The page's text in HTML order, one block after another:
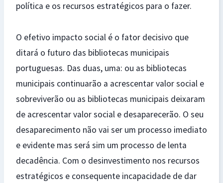
política e os recursos estratégicos para o fazer.
O efetivo impacto social é o fator decisivo que
ditará o futuro das bibliotecas municipais
portuguesas. Das duas, uma: ou as bibliotecas
municipais continuarão a acrescentar valor social e
sobreviverão ou as bibliotecas municipais deixaram
de acrescentar valor social e desaparecerão. O seu
desaparecimento não vai ser um processo imediato
e evidente mas será sim um processo de lenta
decadência. Com o desinvestimento nos recursos
estratégicos e consequente incapacidade de dar